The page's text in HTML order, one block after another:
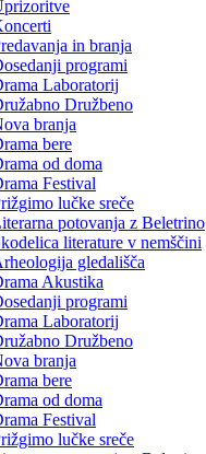
in branja
programi
Laboratorij
Družbeno
branja
bere
od doma
Festival
lučke sreče
potovanja z Beletrino
literature v nemščini
gledališča
Akustika
programi
Laboratorij
Družbeno
branja
bere
od doma
Festival
lučke sreče